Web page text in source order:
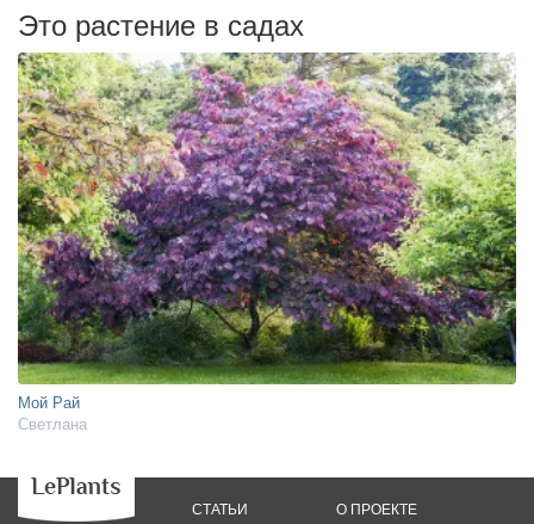
Это растение в садах
Мой Рай
Светлана
СТАТЬИ О ПРОЕКТЕ